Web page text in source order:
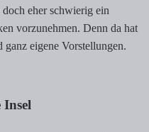
eher schwierig ein
vorzunehmen. Denn da hat
ganz eigene Vorstellungen.
Insel